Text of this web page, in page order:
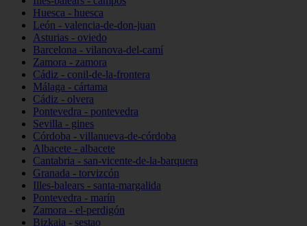
Huesca - huesca
León - valencia-de-don-juan
Asturias - oviedo
Barcelona - vilanova-del-camí
Zamora - zamora
Cádiz - conil-de-la-frontera
Málaga - cártama
Cádiz - olvera
Pontevedra - pontevedra
Sevilla - gines
Córdoba - villanueva-de-córdoba
Albacete - albacete
Cantabria - san-vicente-de-la-barquera
Granada - torvizcón
Illes-balears - santa-margalida
Pontevedra - marín
Zamora - el-perdigón
Bizkaia - sestao